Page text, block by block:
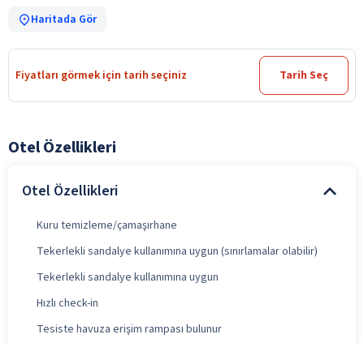
Haritada Gör
Fiyatları görmek için tarih seçiniz Tarih Seç
Otel Özellikleri
Otel Özellikleri
Kuru temizleme/çamaşırhane
Tekerlekli sandalye kullanımına uygun (sınırlamalar olabilir)
Tekerlekli sandalye kullanımına uygun
Hızlı check-in
Tesiste havuza erişim rampası bulunur